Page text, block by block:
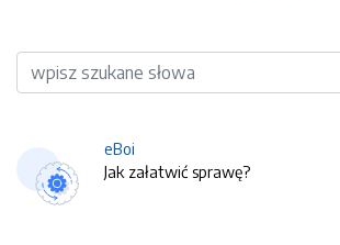
Wyszukiwarka
eBoi
Jak załatwić sprawę?